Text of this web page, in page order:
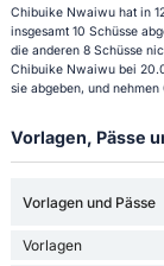
Chibuike Nwaiwu hat in
insgesamt 10 Schüsse
die anderen 8 Schüsse
Chibuike Nwaiwu bei
sie abgeben, und
Vorlagen, Pässe
Vorlagen und Pässe
Vorlagen